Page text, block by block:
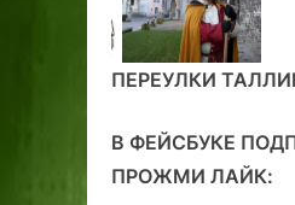
ПЕРЕУЛКИ
В ФЕЙСБУКЕ
ПРОЖМИ ЛАЙК: